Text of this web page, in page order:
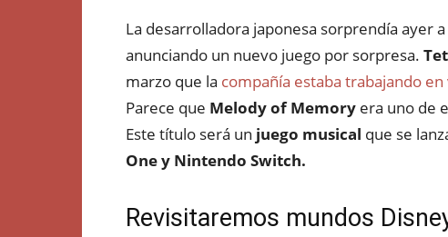
La desarrolladora japonesa sorprendía ayer a
anunciando un nuevo juego por sorpresa.
marzo que la compañía estaba trabajando
Parece que Melody of Memory era uno de
Este título será un juego musical que se
One y Nintendo Switch.
Revisitaremos mundos